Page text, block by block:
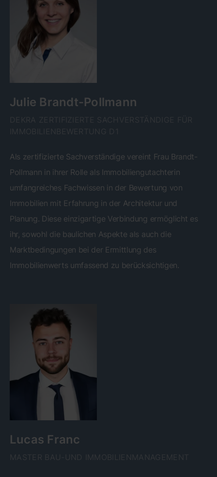
Julie Brandt-Pollmann
Als zertifizierte Sachverständige vereint Frau Brandt-
Pollmann in ihrer Rolle als Immobiliengutachterin
umfangreiches Fachwissen in der Bewertung von
Immobilien mit Erfahrung in der Architektur und
Planung. Diese einzigartige Verbindung ermöglicht es
ihr, sowohl die baulichen Aspekte als auch die
Marktbedingungen bei der Ermittlung des
Immobilienwerts umfassend zu berücksichtigen.
Lucas Franc